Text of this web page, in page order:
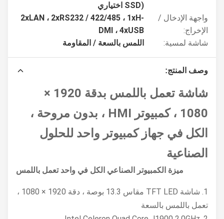
SSD) اختياري
واجهة الإدخال /
الإخراج:
2xLAN ، 2xRS232 / 422/485 ، 1xH-
DMI ، 4xUSB
شاشة لمسية:
اللمس بالسعة / المقاومة
وصف المنتج:
شاشة تعمل باللمس بدقة 1920 ×
1080 ، كمبيوتر HMI ، بدون مروحة ،
الكل في جهاز كمبيوتر واحد للحلول
الصناعية
ميزة الكمبيوتر الصناعي الكل في واحد تعمل باللمس
1. شاشة TFT LED مقاس 13.3 بوصة ، دقة 1920 × 1080 ،
تعمل باللمس بالسعة